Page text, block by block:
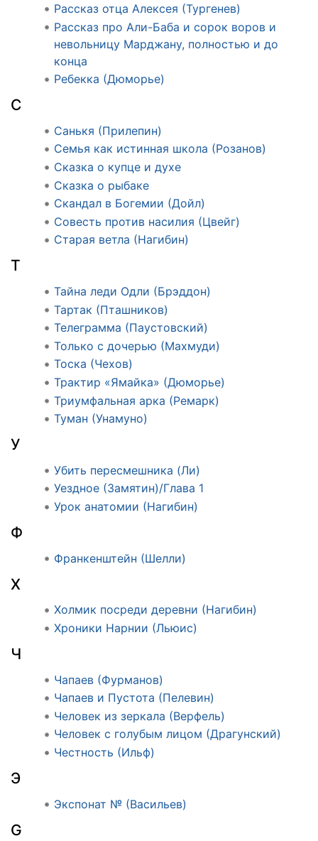
Рассказ отца Алексея (Тургенев)
Рассказ про Али-Баба и сорок воров и
невольницу Марджану, полностью и до
конца
Ребекка (Дюморье)
С
Санькя (Прилепин)
Семья как истинная школа (Розанов)
Сказка о купце и духе
Сказка о рыбаке
Скандал в Богемии (Дойл)
Совесть против насилия (Цвейг)
Старая ветла (Нагибин)
Т
Тайна леди Одли (Брэддон)
Тартак (Пташников)
Телеграмма (Паустовский)
Только с дочерью (Махмуди)
Тоска (Чехов)
Трактир «Ямайка» (Дюморье)
Триумфальная арка (Ремарк)
Туман (Унамуно)
У
Убить пересмешника (Ли)
Уездное (Замятин)/Глава 1
Урок анатомии (Нагибин)
Ф
Франкенштейн (Шелли)
Х
Холмик посреди деревни (Нагибин)
Хроники Нарнии (Льюис)
Ч
Чапаев (Фурманов)
Чапаев и Пустота (Пелевин)
Человек из зеркала (Верфель)
Человек с голубым лицом (Драгунский)
Честность (Ильф)
Э
Экспонат № (Васильев)
G